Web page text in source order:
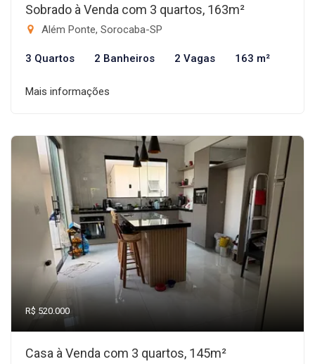
Sobrado à Venda com 3 quartos, 163m²
Além Ponte, Sorocaba-SP
3 Quartos 2 Banheiros 2 Vagas 163 m²
Mais informações
R$ 520.000
Casa à Venda com 3 quartos, 145m²